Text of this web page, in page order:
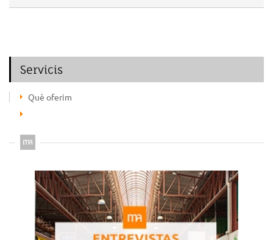
Servicis
Què oferim